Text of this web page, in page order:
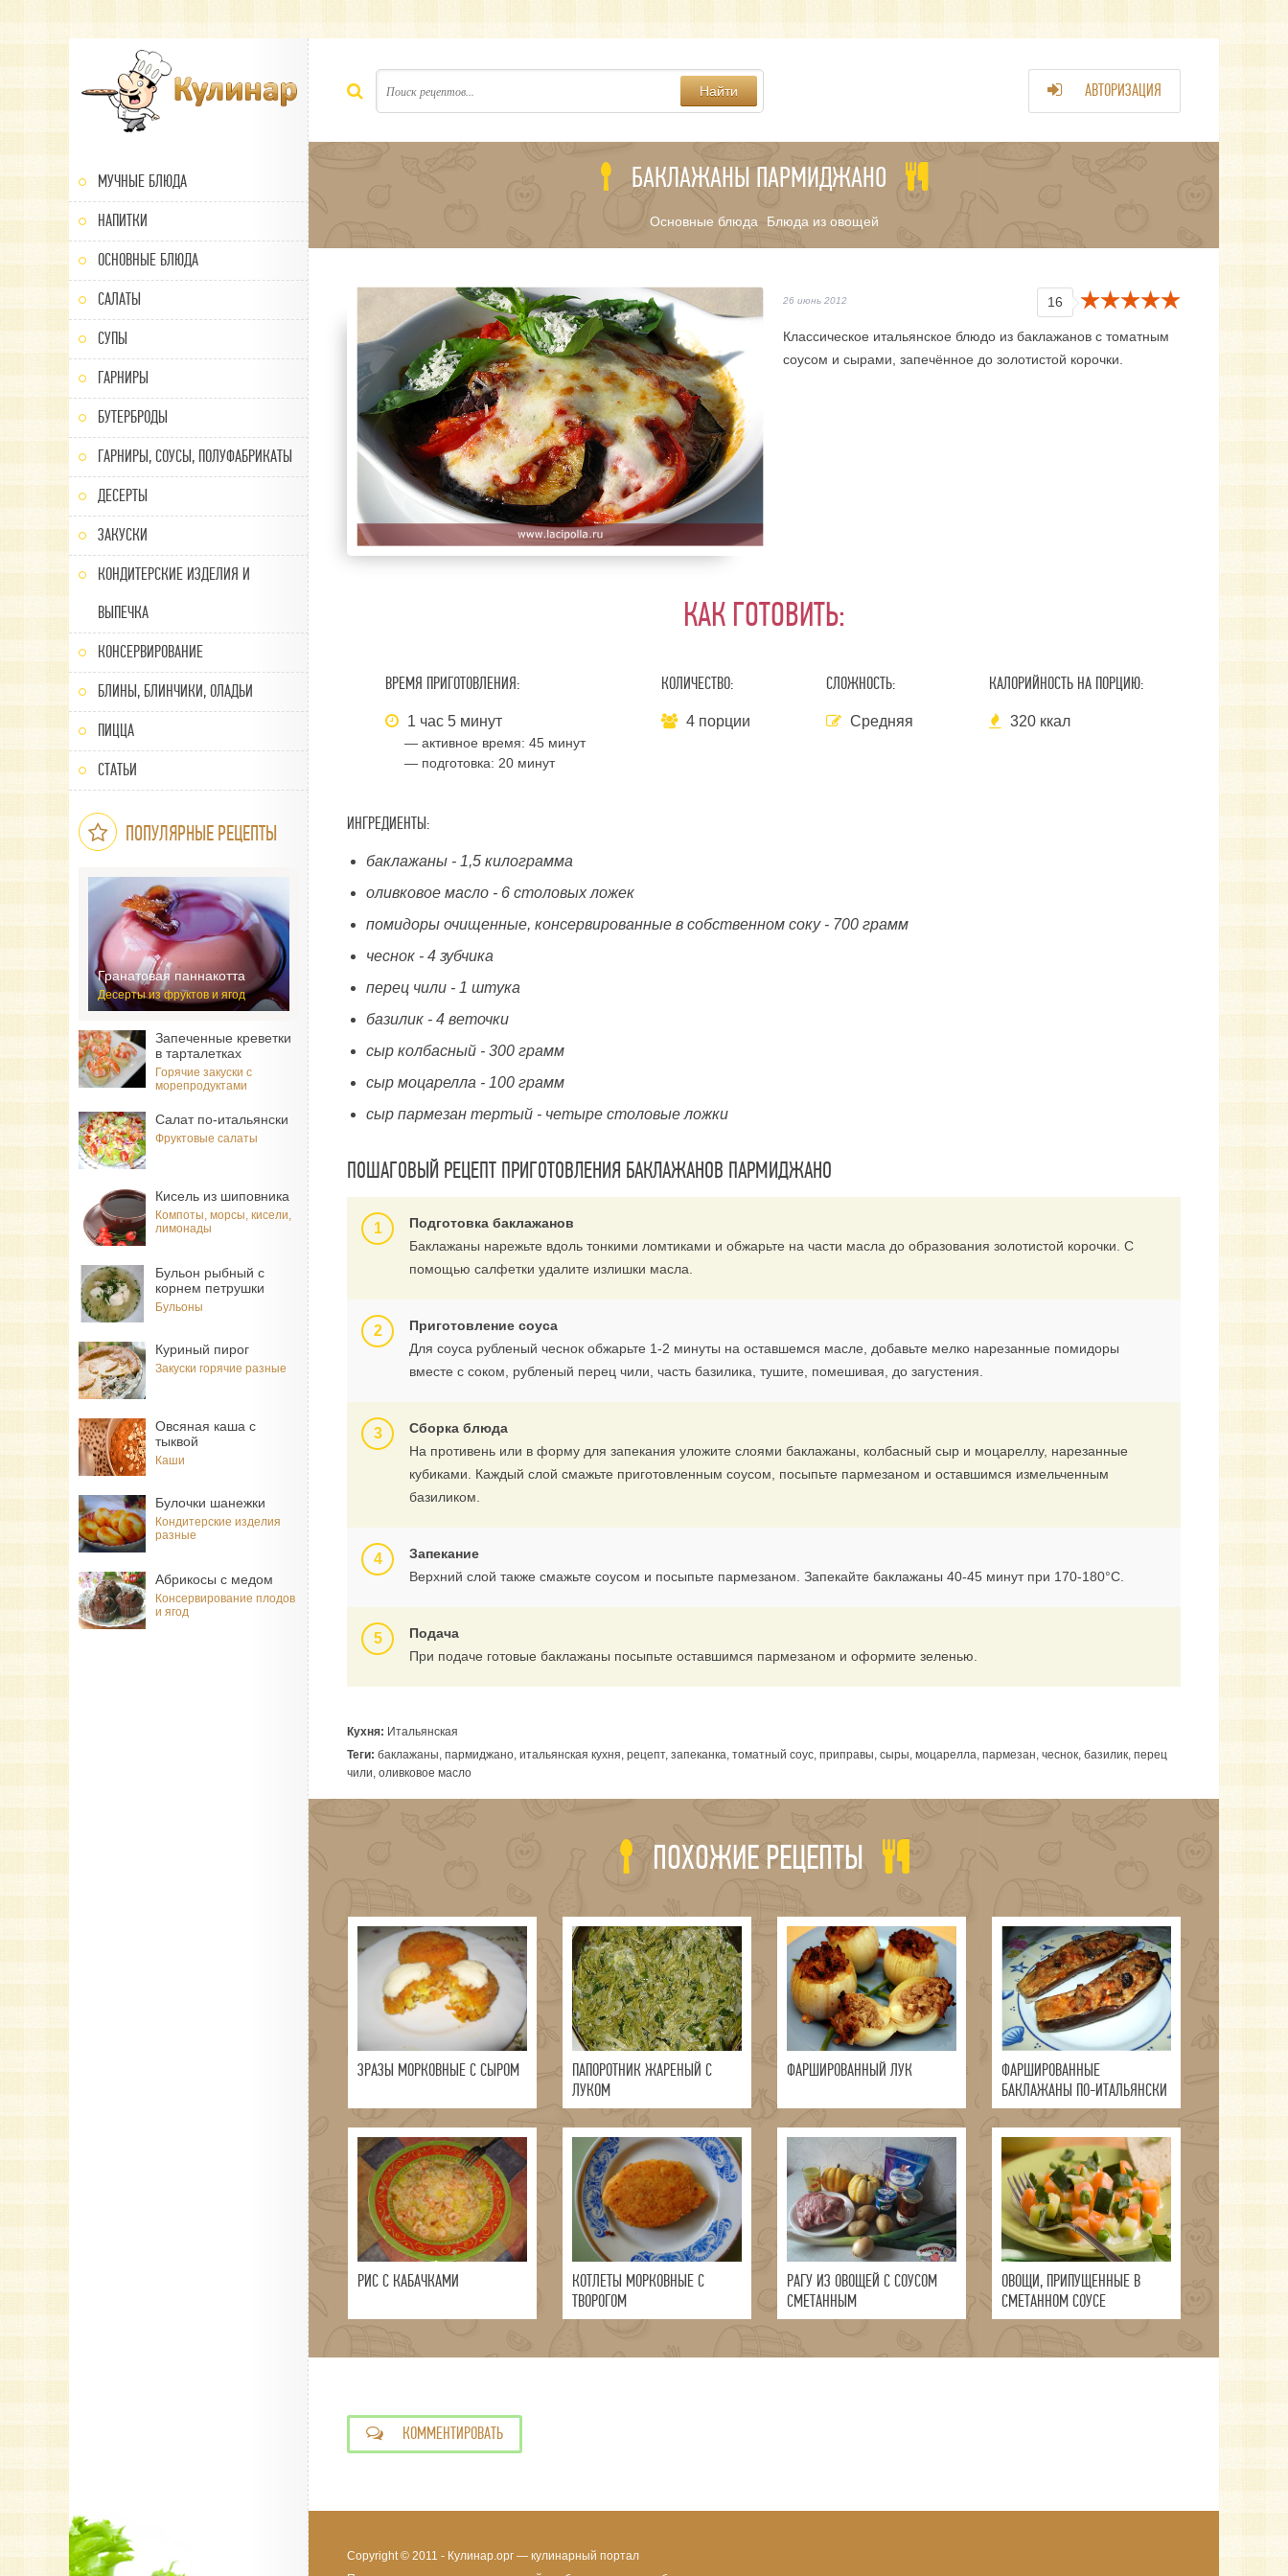
МУЧНЫЕ БЛЮДА
НАПИТКИ
ОСНОВНЫЕ БЛЮДА
САЛАТЫ
СУПЫ
ГАРНИРЫ
БУТЕРБРОДЫ
ГАРНИРЫ, СОУСЫ, ПОЛУФАБРИКАТЫ
ДЕСЕРТЫ
ЗАКУСКИ
КОНДИТЕРСКИЕ ИЗДЕЛИЯ И
ВЫПЕЧКА
КОНСЕРВИРОВАНИЕ
БЛИНЫ, БЛИНЧИКИ, ОЛАДЬИ
ПИЦЦА
СТАТЬИ
ПОПУЛЯРНЫЕ РЕЦЕПТЫ
Гранатовая паннакотта
Десерты из фруктов и ягод
Запеченные креветки
в тарталетках
Горячие закуски с
морепродуктами
Салат по-итальянски
Фруктовые салаты
Кисель из шиповника
Компоты, морсы, кисели,
лимонады
Бульон рыбный с
корнем петрушки
Бульоны
Куриный пирог
Закуски горячие разные
Овсяная каша с
тыквой
Каши
Булочки шанежки
Кондитерские изделия
разные
Абрикосы с медом
Консервирование плодов
и ягод
Найти АВТОРИЗАЦИЯ
БАКЛАЖАНЫ ПАРМИДЖАНО
Основные блюда/ Блюда из овощей
26 июнь 2012 16
Классическое итальянское блюдо из баклажанов с томатным
соусом и сырами, запечённое до золотистой корочки.
КАК ГОТОВИТЬ:
ВРЕМЯ ПРИГОТОВЛЕНИЯ:
1 час 5 минут
— активное время: 45 минут
— подготовка: 20 минут
КОЛИЧЕСТВО:
4 порции
СЛОЖНОСТЬ:
Средняя
КАЛОРИЙНОСТЬ НА ПОРЦИЮ:
320 ккал
ИНГРЕДИЕНТЫ:
баклажаны - 1,5 килограмма
оливковое масло - 6 столовых ложек
помидоры очищенные, консервированные в собственном соку - 700 грамм
чеснок - 4 зубчика
перец чили - 1 штука
базилик - 4 веточки
сыр колбасный - 300 грамм
сыр моцарелла - 100 грамм
сыр пармезан тертый - четыре столовые ложки
ПОШАГОВЫЙ РЕЦЕПТ ПРИГОТОВЛЕНИЯ БАКЛАЖАНОВ ПАРМИДЖАНО
Подготовка баклажанов
Баклажаны нарежьте вдоль тонкими ломтиками и обжарьте на части масла до образования золотистой корочки. С
помощью салфетки удалите излишки масла.
Приготовление соуса
Для соуса рубленый чеснок обжарьте 1-2 минуты на оставшемся масле, добавьте мелко нарезанные помидоры
вместе с соком, рубленый перец чили, часть базилика, тушите, помешивая, до загустения.
Сборка блюда
На противень или в форму для запекания уложите слоями баклажаны, колбасный сыр и моцареллу, нарезанные
кубиками. Каждый слой смажьте приготовленным соусом, посыпьте пармезаном и оставшимся измельченным
базиликом.
Запекание
Верхний слой также смажьте соусом и посыпьте пармезаном. Запекайте баклажаны 40-45 минут при 170-180°C.
Подача
При подаче готовые баклажаны посыпьте оставшимся пармезаном и оформите зеленью.
Кухня: Итальянская
Теги: баклажаны, пармиджано, итальянская кухня, рецепт, запеканка, томатный соус, приправы, сыры, моцарелла, пармезан, чеснок, базилик, перец
чили, оливковое масло
ПОХОЖИЕ РЕЦЕПТЫ
ЗРАЗЫ МОРКОВНЫЕ С СЫРОМ
ПАПОРОТНИК ЖАРЕНЫЙ С
ЛУКОМ
ФАРШИРОВАННЫЙ ЛУК
ФАРШИРОВАННЫЕ
БАКЛАЖАНЫ ПО-ИТАЛЬЯНСКИ
РИС С КАБАЧКАМИ
КОТЛЕТЫ МОРКОВНЫЕ С
ТВОРОГОМ
РАГУ ИЗ ОВОЩЕЙ С СОУСОМ
СМЕТАННЫМ
ОВОЩИ, ПРИПУЩЕННЫЕ В
СМЕТАННОМ СОУСЕ
КОММЕНТИРОВАТЬ
Copyright © 2011 - Кулинар.орг — кулинарный портал